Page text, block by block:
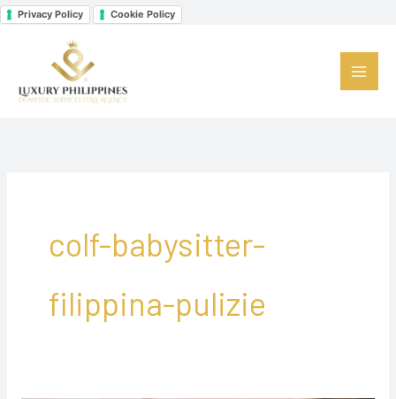
Privacy Policy Cookie Policy Vai
colf-babysitter-
filippina-pulizie
Facebook